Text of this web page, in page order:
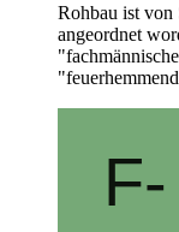
Rohbau ist von
angeordnet